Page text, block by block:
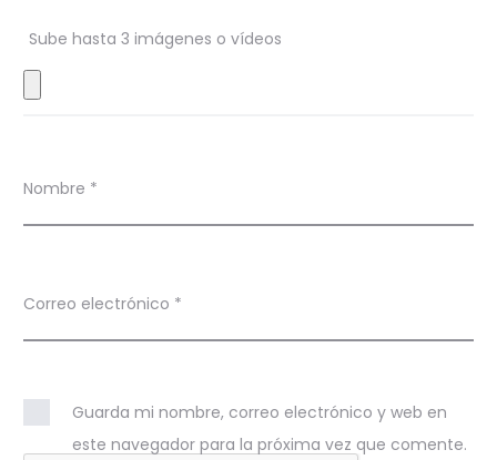
e
s
Sube hasta 3 imágenes o vídeos
Nombre *
Correo electrónico *
Guarda mi nombre, correo electrónico y web en
este navegador para la próxima vez que comente.